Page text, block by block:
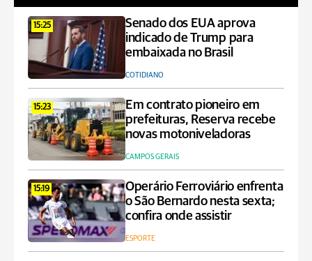
15:25
Senado dos EUA aprova
indicado de Trump para
embaixada no Brasil
COTIDIANO
15:23
Em contrato pioneiro em
prefeituras, Reserva recebe
novas motoniveladoras
CAMPOS GERAIS
15:19
Operário Ferroviário enfrenta
o São Bernardo nesta sexta;
confira onde assistir
ESPORTE